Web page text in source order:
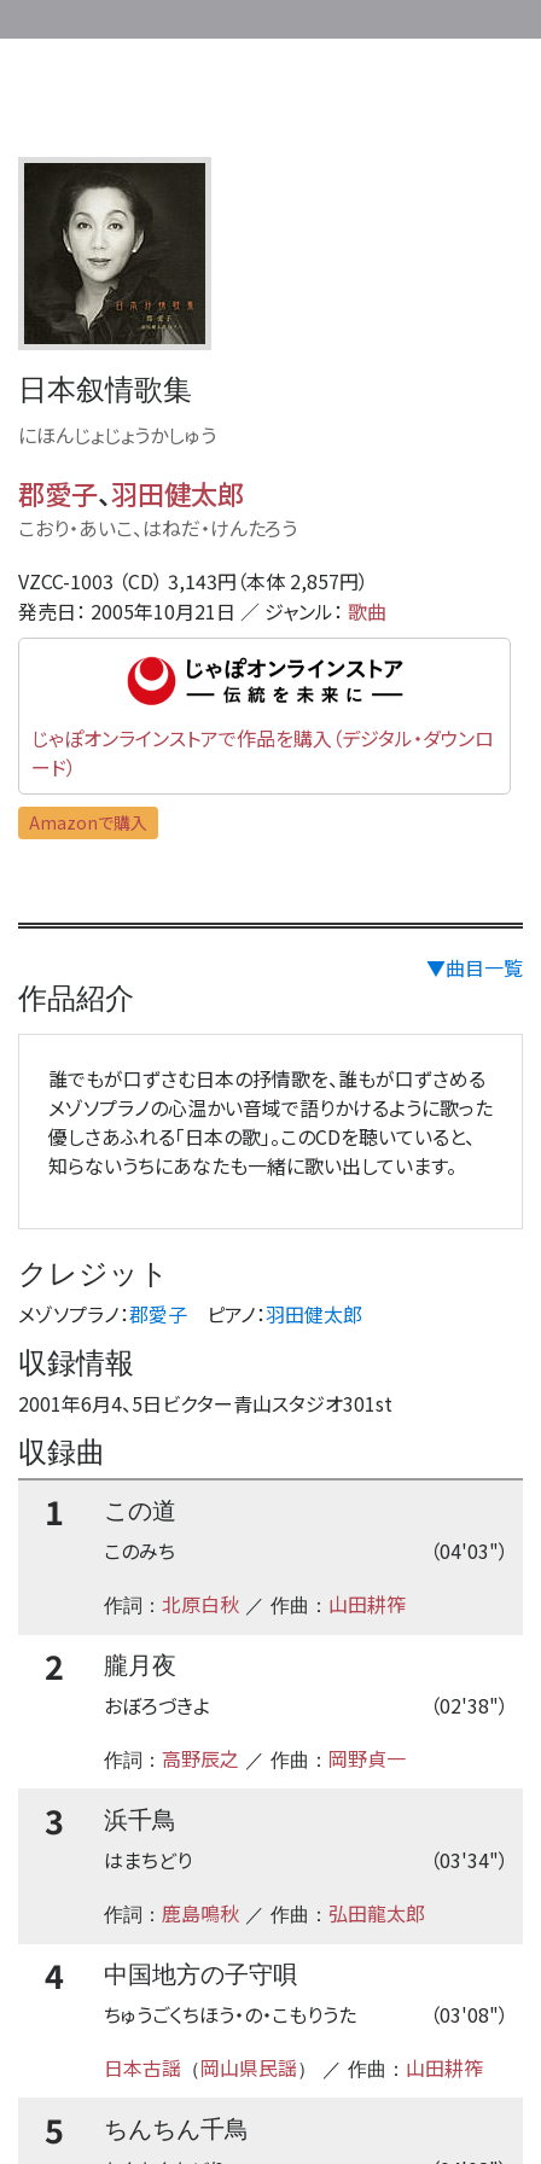
日本叙情歌集
にほんじょじょうかしゅう
郡愛子、羽田健太郎
こおり・あいこ、はねだ・けんたろう
VZCC-1003 （CD） 3,143円（本体 2,857円）
発売日： 2005年10月21日 ／ ジャンル： 歌曲
じゃぽオンラインストアで作品を購入（デジタル・ダウンロ
ード）
Amazonで購入
▼曲目一覧
作品紹介
誰でもが口ずさむ日本の抒情歌を、誰もが口ずさめる
メゾソプラノの心温かい音域で語りかけるように歌った
優しさあふれる「日本の歌」。このCDを聴いていると、
知らないうちにあなたも一緒に歌い出しています。
クレジット
メゾソプラノ：郡愛子 ピアノ：羽田健太郎
収録情報
2001年6月4、5日ビクター青山スタジオ301st
収録曲
1
この道
（04'03"）
このみち
作詞： 北原白秋 ／ 作曲： 山田耕筰
2
朧月夜
（02'38"）
おぼろづきよ
作詞： 高野辰之 ／ 作曲： 岡野貞一
3
浜千鳥
（03'34"）
はまちどり
作詞： 鹿島鳴秋 ／ 作曲： 弘田龍太郎
4
中国地方の子守唄
（03'08"）
ちゅうごくちほう・の・こもりうた
日本古謡 （岡山県民謡） ／ 作曲： 山田耕筰
5
ちんちん千鳥